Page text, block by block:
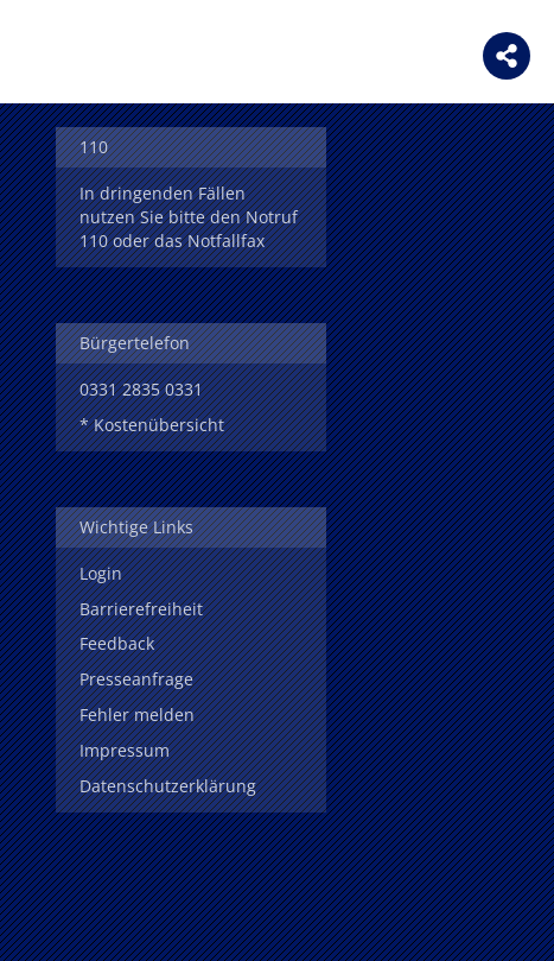
110
In dringenden Fällen
nutzen Sie bitte den Notruf
110 oder das Notfallfax
Bürgertelefon
0331 2835 0331
* Kostenübersicht
Wichtige Links
Login
Barrierefreiheit
Feedback
Presseanfrage
Fehler melden
Impressum
Datenschutzerklärung